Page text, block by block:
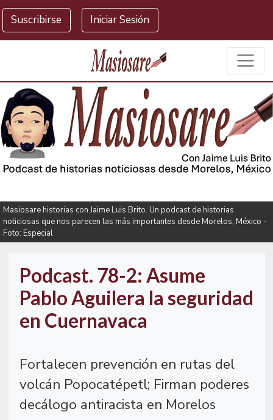
Masiosare agencia de noticias
Suscribirse Iniciar Sesión
Masiosare historias con Jaime Luis Brito. Un podcast de historias
noticiosas que nos parecen las más importantes desde Morelos, México -
Foto: Especial
Podcast. 78-2: Asume
Pablo Aguilera la seguridad
en Cuernavaca
Fortalecen prevención en rutas del
volcán Popocatépetl; Firman poderes
decálogo antiracista en Morelos